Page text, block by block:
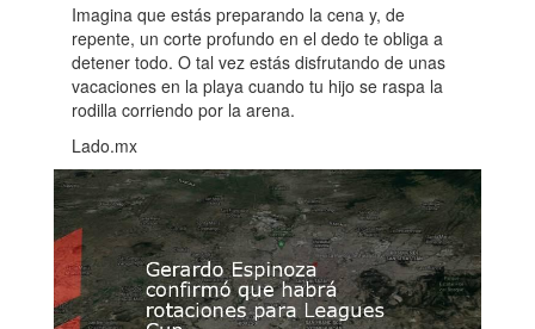
Imagina que estás preparando la cena y, de
repente, un corte profundo en el dedo te obliga a
detener todo. O tal vez estás disfrutando de unas
vacaciones en la playa cuando tu hijo se raspa la
rodilla corriendo por la arena.
Lado.mx